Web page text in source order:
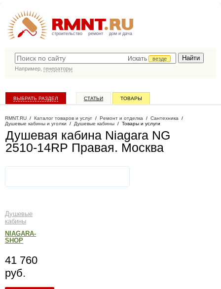
строительство ремонт дом и дача
Искать
везде
Например, генераторы
ВЫБРАТЬ РАЗДЕЛ СТАТЬИ ТОВАРЫ
RMNT.RU / Каталог товаров и услуг / Ремонт и отделка / Сантехника /
Душевые кабины и уголки / Душевые кабины / Товары и услуги
Душевая кабина Niagara NG
2510-14RP Правая. Москва
Душевые
кабины
NIAGARA-
SHOP
41 760
руб.